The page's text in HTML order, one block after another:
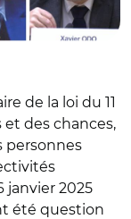
de la loi du 11
des chances,
personnes
janvier 2025
été question